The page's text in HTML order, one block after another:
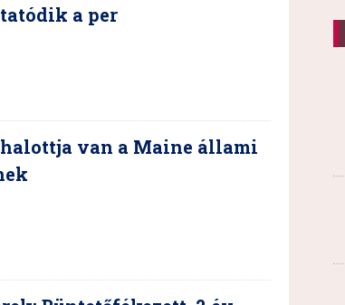
a per
van a Maine állami